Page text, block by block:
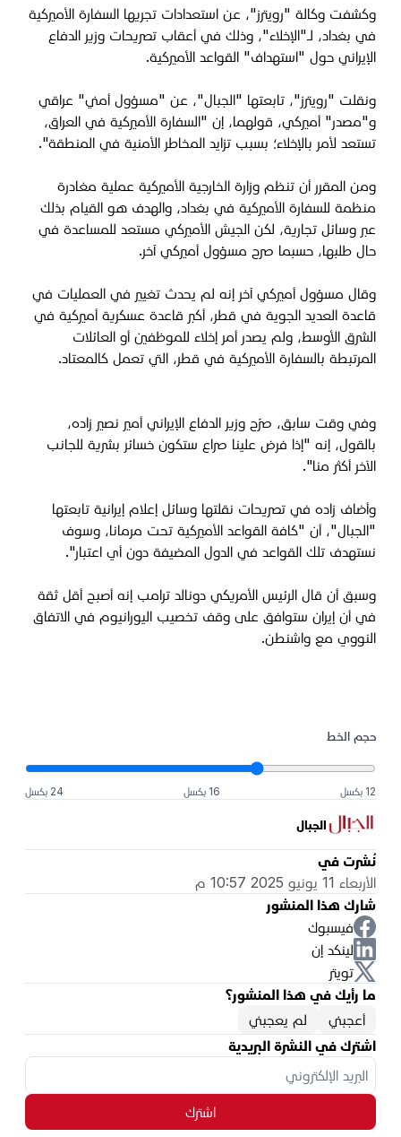
وكشفت وكالة "رويترز"، عن استعدادات تجريها السفارة الأميركية
في بغداد، لـ"الإخلاء"، وذلك في أعقاب تصريحات وزير الدفاع
الإيراني حول "استهداف" القواعد الأميركية.
ونقلت "رويترز"، تابعتها "الجبال"، عن "مسؤول أمني" عراقي
و"مصدر" أميركي، قولهما، إن "السفارة الأميركية في العراق،
تستعد لأمر بالإخلاء؛ بسبب تزايد المخاطر الأمنية في المنطقة".
ومن المقرر أن تنظم وزارة الخارجية الأميركية عملية مغادرة
منظمة للسفارة الأميركية في بغداد، والهدف هو القيام بذلك
عبر وسائل تجارية، لكن الجيش الأميركي مستعد للمساعدة في
حال طلبها، حسبما صرح مسؤول أميركي آخر.
وقال مسؤول أميركي آخر إنه لم يحدث تغيير في العمليات في
قاعدة العديد الجوية في قطر، أكبر قاعدة عسكرية أميركية في
الشرق الأوسط، ولم يصدر أمر إخلاء للموظفين أو العائلات
المرتبطة بالسفارة الأميركية في قطر، التي تعمل كالمعتاد.
وفي وقت سابق، صرّح وزير الدفاع الإيراني أمير نصير زاده،
بالقول، إنه "إذا فرض علينا صراع ستكون خسائر بشرية للجانب
الآخر أكثر منا".
وأضاف زاده في تصريحات نقلتها وسائل إعلام إيرانية تابعتها
"الجبال"، أن "كافة القواعد الأميركية تحت مرمانا، وسوف
نستهدف تلك القواعد في الدول المضيفة دون أي اعتبار".
وسبق أن قال الرئيس الأمريكي دونالد ترامب إنه أصبح أقل ثقة
في أن إيران ستوافق على وقف تخصيب اليورانيوم في الاتفاق
النووي مع واشنطن.
حجم الخط
12 بكسل 16 بكسل 24 بكسل
الجبال
نُشرت في
الأربعاء 11 يونيو 2025 10:57 م
شارك هذا المنشور
فيسبوك
لينكد إن
تويتر
ما رأيك في هذا المنشور؟
أعجبني
لم يعجبني
اشترك في النشرة البريدية
اشترك